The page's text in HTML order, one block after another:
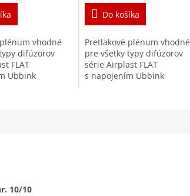
vhodné
difúzorov
FLAT
Ubbink
Do košíka
Pretlakové plénum vhodné
pre všetky typy difúzorov
série Airplast FLAT
s napojením Ubbink
10/10